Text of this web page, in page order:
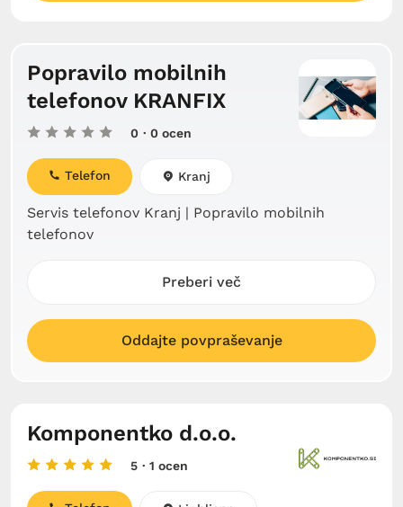
Popravilo mobilnih
telefonov KRANFIX
0 · 0 ocen
Servis telefonov Kranj | Popravilo mobilnih
telefonov
Telefon Kranj
Preberi več
Oddajte povpraševanje
Komponentko d.o.o.
5 · 1 ocen